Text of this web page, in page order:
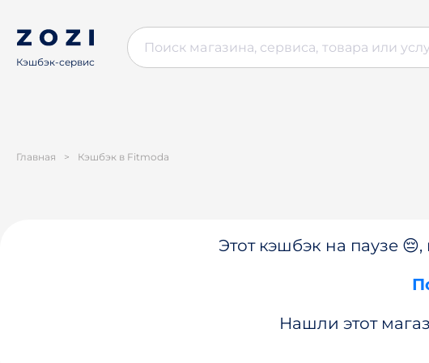
Кэшбэк-сервис
Главная > Кэшбэк в Fitmoda
Этот кэшбэк на паузе
Нашли этот